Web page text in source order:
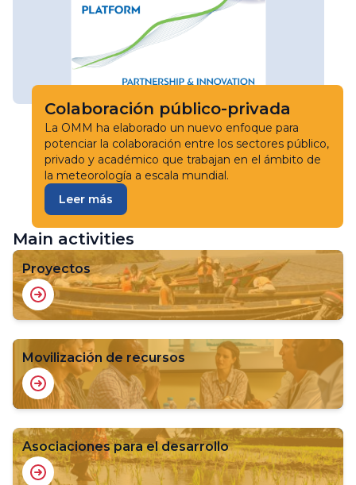
Colaboración público-privada
La OMM ha elaborado un nuevo enfoque para
potenciar la colaboración entre los sectores público,
privado y académico que trabajan en el ámbito de
la meteorología a escala mundial.
Leer más
Main activities
Proyectos
Movilización de recursos
Asociaciones para el desarrollo